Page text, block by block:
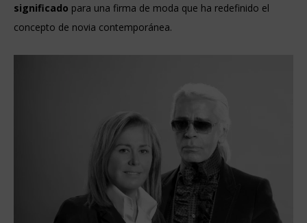
significado para una firma de moda que ha redefinido el
concepto de novia contemporánea.